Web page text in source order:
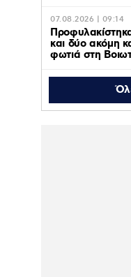
07.08.2026 | 09:14
και δύο ακόμη
φωτιά στη